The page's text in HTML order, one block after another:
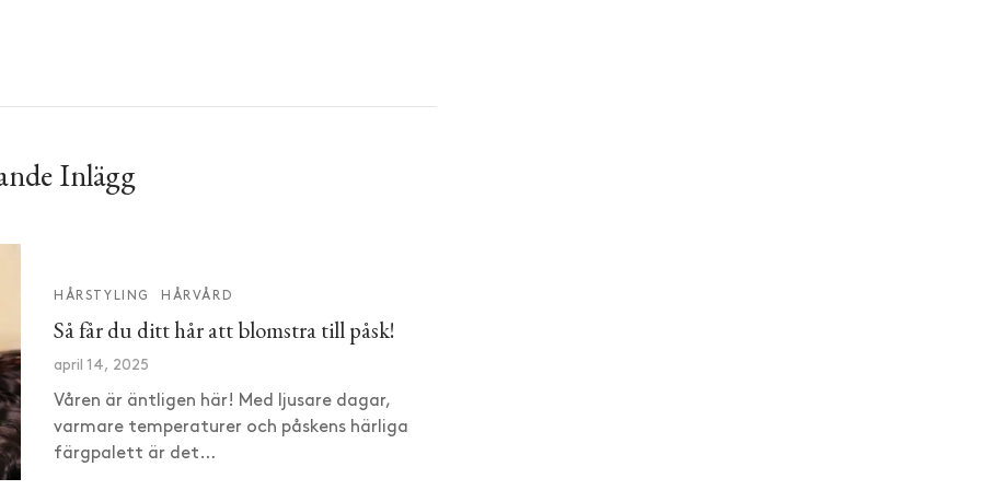
Inlägg
HÅRSTYLING HÅRVÅRD
Så får du ditt hår att blomstra till påsk!
april 14, 2025
Våren är äntligen här! Med ljusare dagar,
varmare temperaturer och påskens härliga
färgpalett är det…